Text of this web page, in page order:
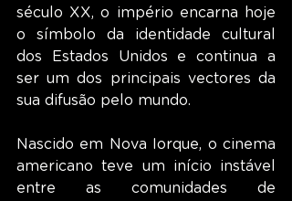
século XX, o império encarna hoje
o símbolo da identidade cultural
dos Estados Unidos e continua a
ser um dos principais vectores da
sua difusão pelo mundo.
Nascido em Nova Iorque, o cinema
americano teve um início instável
entre as comunidades de